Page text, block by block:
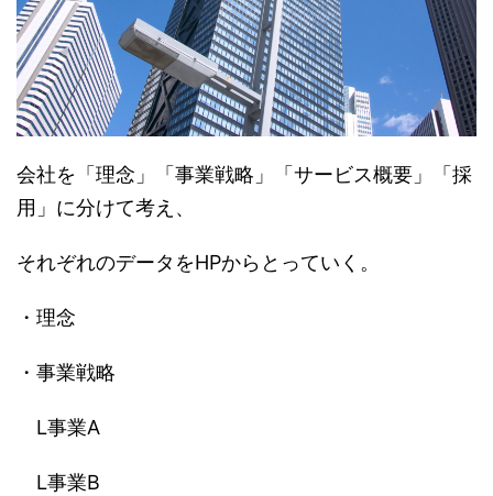
会社を「理念」「事業戦略」「サービス概要」「採
用」に分けて考え、
それぞれのデータをHPからとっていく。
・理念
・事業戦略
L事業A
L事業B